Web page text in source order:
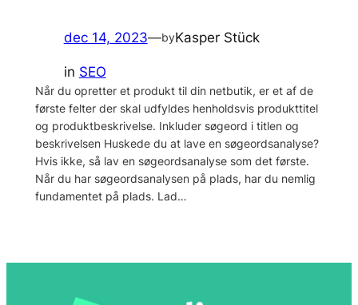
dec 14, 2023—byKasper Stück
in SEO
Når du opretter et produkt til din netbutik, er et af de
første felter der skal udfyldes henholdsvis produkttitel
og produktbeskrivelse. Inkluder søgeord i titlen og
beskrivelsen Huskede du at lave en søgeordsanalyse?
Hvis ikke, så lav en søgeordsanalyse som det første.
Når du har søgeordsanalysen på plads, har du nemlig
fundamentet på plads. Lad…